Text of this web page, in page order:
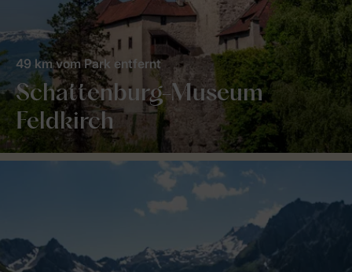
Schattenburg-Museum
Feldkirch
49 km vom Park entfernt